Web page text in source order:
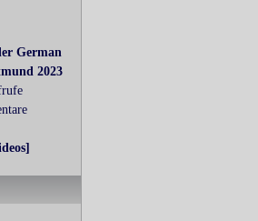
German
2023